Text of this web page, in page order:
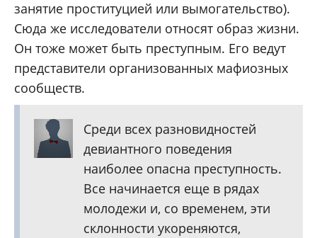
занятие проституцией или вымогательство).
Сюда же исследователи относят образ жизни.
Он тоже может быть преступным. Его ведут
представители организованных мафиозных
сообществ.
Среди всех разновидностей
девиантного поведения
наиболее опасна преступность.
Все начинается еще в рядах
молодежи и, со временем, эти
склонности укореняются,